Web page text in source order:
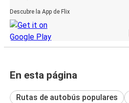
Descubre la App de Flix
En esta página
Rutas de autobús populares